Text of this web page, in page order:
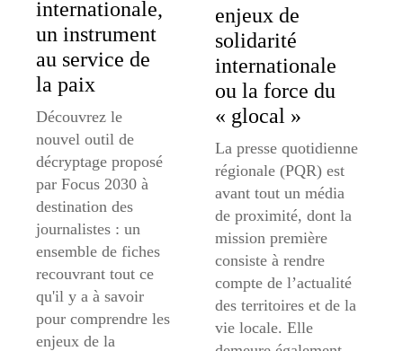
internationale,
un instrument
au service de
la paix
Découvrez le
nouvel outil de
décryptage proposé
par Focus 2030 à
destination des
journalistes : un
ensemble de fiches
recouvrant tout ce
qu'il y a à savoir
pour comprendre les
enjeux de la
enjeux de
solidarité
internationale
ou la force du
« glocal »
La presse quotidienne
régionale (PQR) est
avant tout un média
de proximité, dont la
mission première
consiste à rendre
compte de l’actualité
des territoires et de la
vie locale. Elle